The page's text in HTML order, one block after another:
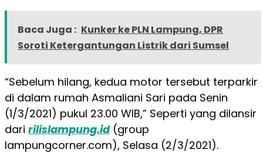
Baca Juga : Kunker ke PLN Lampung, DPR
Soroti Ketergantungan Listrik dari Sumsel
“Sebelum hilang, kedua motor tersebut terparkir
di dalam rumah Asmaliani Sari pada Senin
(1/3/2021) pukul 23.00 WIB,” Seperti yang dilansir
dari rilislampung.id(group
lampungcorner.com), Selasa (2/3/2021).